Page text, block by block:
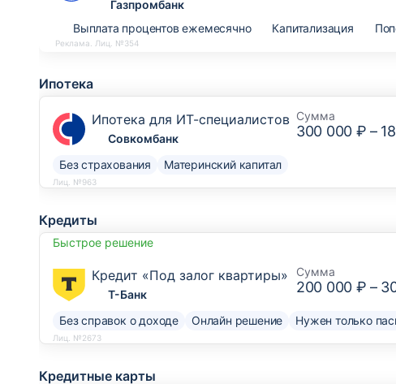
остаток
Газпромбанк
Выплата процентов ежемесячно Капитализация
Реклама. Лиц. №354
Ипотека
Ипотека для ИТ-специалистов
Совкомбанк
Сумма
300 000 ₽ –
Без страхования Материнский капитал
Лиц. №963
Кредиты
Быстрое решение
Кредит «Под залог квартиры»
Т-Банк
Сумма
200 000 ₽ –
Без справок о доходе Онлайн решение Нужен только
Лиц. №2673
Кредитные карты